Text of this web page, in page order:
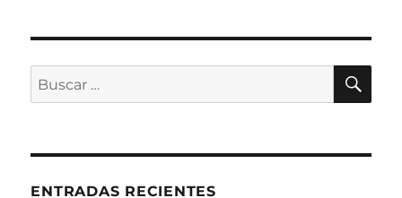
Buscar
por:
ENTRADAS RECIENTES